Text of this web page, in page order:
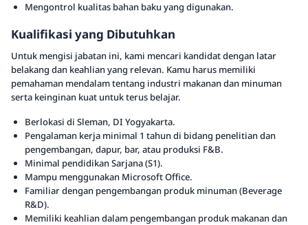
Mengontrol kualitas bahan baku yang digunakan.
Kualifikasi yang Dibutuhkan
Untuk mengisi jabatan ini, kami mencari kandidat dengan latar
belakang dan keahlian yang relevan. Kamu harus memiliki
pemahaman mendalam tentang industri makanan dan minuman
serta keinginan kuat untuk terus belajar.
Berlokasi di Sleman, DI Yogyakarta.
Pengalaman kerja minimal 1 tahun di bidang penelitian dan
pengembangan, dapur, bar, atau produksi F&B.
Minimal pendidikan Sarjana (S1).
Mampu menggunakan Microsoft Office.
Familiar dengan pengembangan produk minuman (Beverage
R&D).
Memiliki keahlian dalam pengembangan produk makanan dan